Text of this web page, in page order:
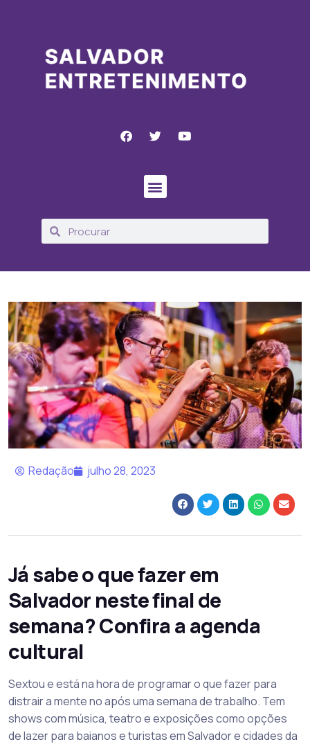
Redação julho 28, 2023
Já sabe o que fazer em
Salvador neste final de
semana? Confira a agenda
cultural
Sextou e está na hora de programar o que fazer para
distrair a mente no após uma semana de trabalho. Tem
shows com música, teatro e exposições como opções
de lazer para baianos e turistas em Salvador e cidades da